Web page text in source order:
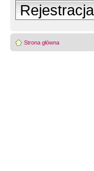
Rejestracja
Strona główna